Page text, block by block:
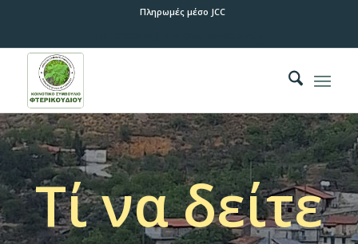
Πληρωμές μέσο JCC
Τί να δείτε